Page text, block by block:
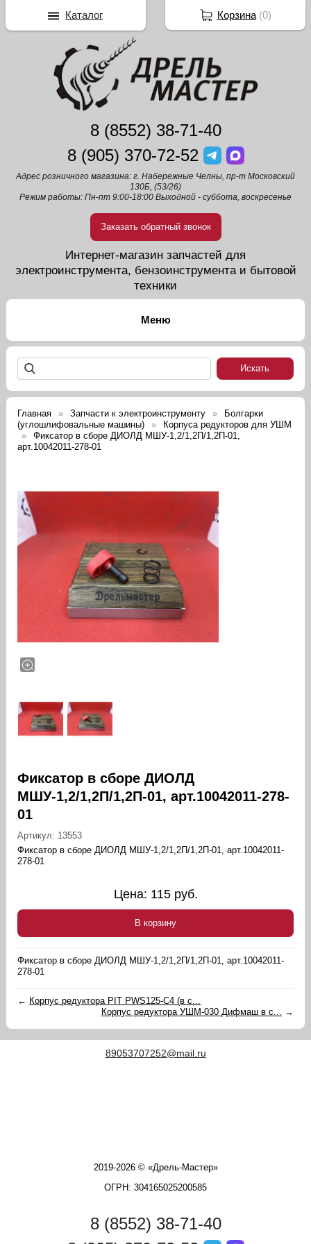
8 (8552) 38-71-40
8 (905) 370-72-52
Адрес розничного магазина: г. Набережные Челны, пр-т Московский
130Б, (53/26)
Режим работы: Пн-пт 9:00-18:00 Выходной - суббота, воскресенье
Заказать обратный звонок
Интернет-магазин запчастей для
электроинструмента, бензоинструмента и бытовой
техники
Главная Запчасти к электроинструменту
Болгарки
(углошлифовальные машины)
Корпуса редукторов для УШМ
Фиксатор в сборе ДИОЛД МШУ-1,2/1,2П/1,2П-01,
арт.10042011-278-01
Фиксатор в сборе ДИОЛД
МШУ-1,2/1,2П/1,2П-01, арт.10042011-278-
01
Артикул: 13553
Фиксатор в сборе ДИОЛД МШУ-1,2/1,2П/1,2П-01, арт.10042011-
278-01
Цена: 115руб.
В корзину
Фиксатор в сборе ДИОЛД МШУ-1,2/1,2П/1,2П-01, арт.10042011-
278-01
← Корпус редуктора PIT PWS125-C4 (в с...
Корпус редуктора УШМ-030 Дифмаш в с... →
89053707252@mail.ru
2019-2026 © «Дрель-Мастер»
ОГРН: 304165025200585
8 (8552) 38-71-40
Корзина(0)
Каталог